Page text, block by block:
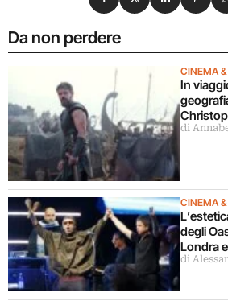
Da non perdere
CINEMA
In
di
CINEMA
degli
Londra
di